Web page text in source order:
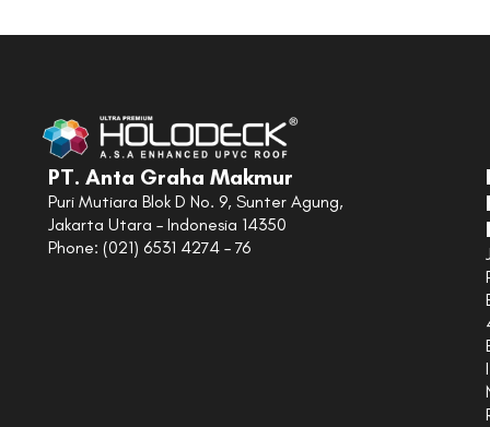
PT. Anta Graha Makmur
Puri Mutiara Blok D No. 9, Sunter Agung,
Jakarta Utara – Indonesia 14350
Phone: (021) 6531 4274 – 76
I